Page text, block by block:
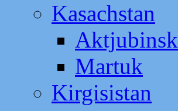
Kasachstan
Aktjubinsk
Martuk
Kirgisistan